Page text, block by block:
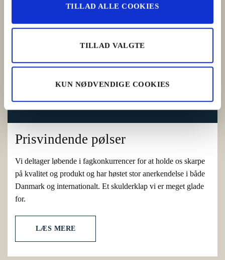
TILLAD ALLE COOKIES
TILLAD VALGTE
KUN NØDVENDIGE COOKIES
Prisvindende pølser
Vi deltager løbende i fagkonkurrencer for at holde os skarpe
på kvalitet og produkt og har høstet stor anerkendelse i både
Danmark og internationalt. Et skulderklap vi er meget glade
for.
LÆS MERE